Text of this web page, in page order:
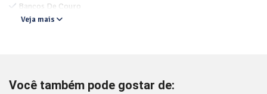
Bancos De Couro
Veja mais
Você também pode gostar de: